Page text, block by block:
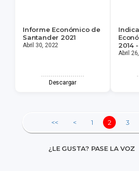
Informe Económico de
Santander 2021
Abril 30, 2022
Descargar
2014
Abril
<< < 1 2 3
¿LE GUSTA? PASE LA VOZ